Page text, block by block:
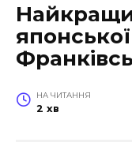
японської
НА ЧИТАННЯ
2 хв